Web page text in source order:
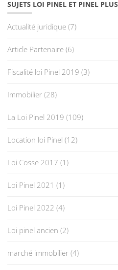
SUJETS LOI PINEL ET PINEL PLUS
Actualité juridique (7)
Article Partenaire (6)
Fiscalité loi Pinel 2019 (3)
Immobilier (28)
La Loi Pinel 2019 (109)
Location loi Pinel (12)
Loi Cosse 2017 (1)
Loi Pinel 2021 (1)
Loi Pinel 2022 (4)
Loi pinel ancien (2)
marché immobilier (4)